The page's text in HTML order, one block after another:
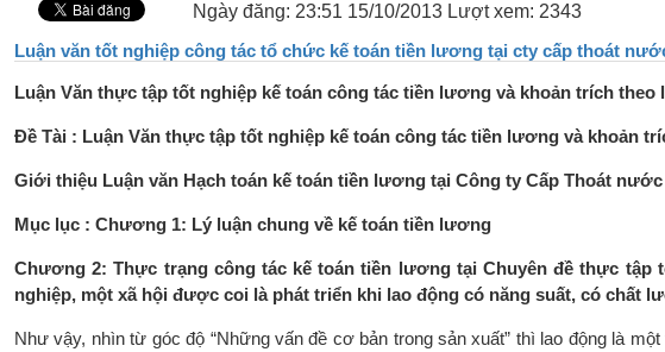
Ngày đăng: 23:51 15/10/2013 Lượt xem: 2343
Luận văn tốt nghiệp công tác tổ chức kế toán tiền lương tại cty cấp thoát
Luận Văn thực tập tốt nghiệp kế toán công tác tiền lương và khoản trích theo
Đề Tài : Luận Văn thực tập tốt nghiệp kế toán công tác tiền lương và khoản
Giới thiệu Luận văn Hạch toán kế toán tiền lương tại Công ty Cấp Thoát nước
Mục lục : Chương 1: Lý luận chung về kế toán tiền lương
Chương 2: Thực trạng công tác kế toán tiền lương tại Chuyên đề thực
nghiệp, một xã hội được coi là phát triển khi lao động có năng suất, có chất
Như vậy, nhìn từ góc độ “Những vấn đề cơ bản trong sản xuất” thì lao động là